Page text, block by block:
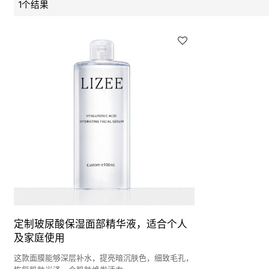
1个结果
定制玻尿酸保湿面部精华液，适合个人
及家庭使用
这款面膜能够深层补水，提亮暗沉肤色，细致毛孔，